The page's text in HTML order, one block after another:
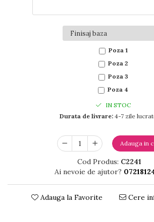
Poza 1
Poza 2
Poza 3
Poza 4
IN STOC
Durata de livrare:4-7 zile
Adauga in
Cod Produs: C2241
Ai nevoie de ajutor?
Adauga la Favorite Cere